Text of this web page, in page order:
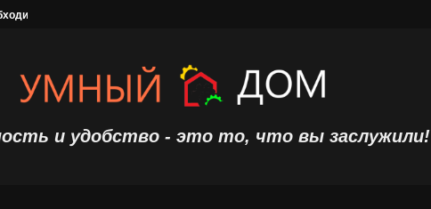
надежной охранной сигнализации
и удобство - это то, что вы заслужили!